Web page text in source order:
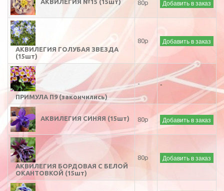
АКВИЛЕГИЯ №15 (15шт) 80р Добавить в заказ
АКВИЛЕГИЯ ГОЛУБАЯ ЗВЕЗДА
(15шт)
80р Добавить в заказ
ПРИМУЛА П9 (закончились)
- -
АКВИЛЕГИЯ СИНЯЯ (15шт) 80р Добавить в заказ
АКВИЛЕГИЯ БОРДОВАЯ С БЕЛОЙ
ОКАНТОВКОЙ (15шт)
80р Добавить в заказ